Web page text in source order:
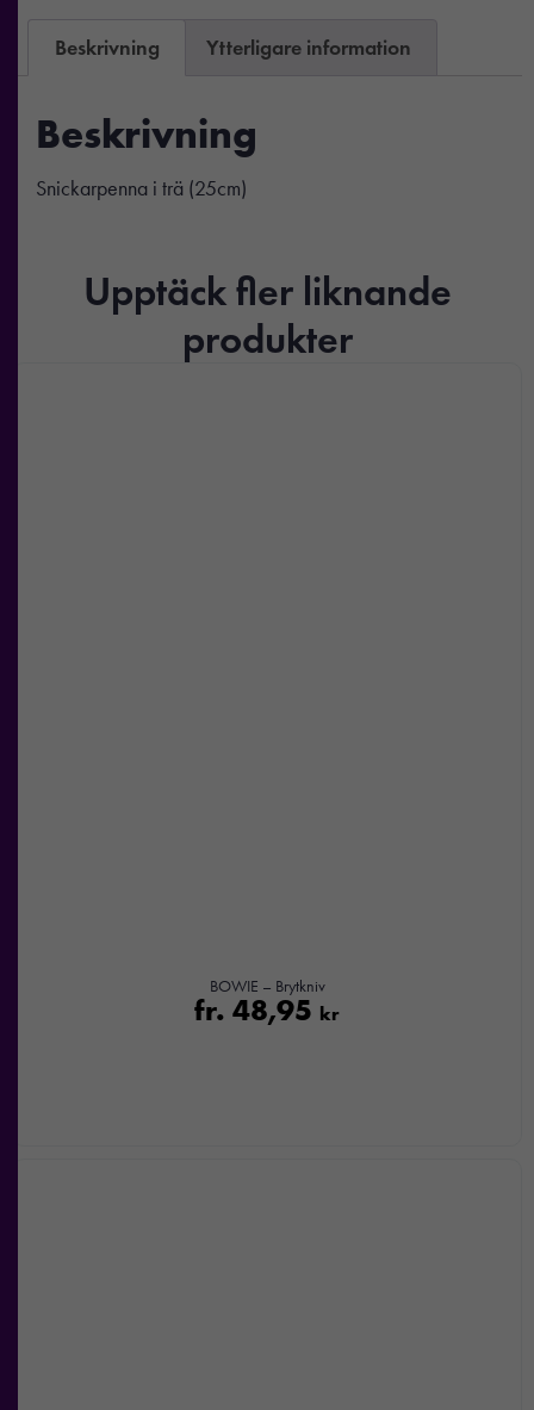
Beskrivning Ytterligare information
Beskrivning
Snickarpenna i trä (25cm)
Upptäck fler liknande
produkter
BOWIE – Brytkniv
fr. 48,95 kr